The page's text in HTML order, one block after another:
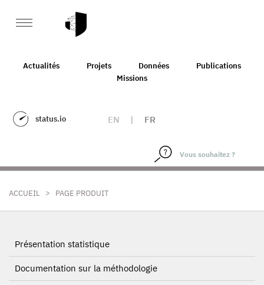
Actualités Projets Données
Publications
Missions
status.io EN | FR
ACCUEIL > PAGE PRODUIT
Présentation statistique
Documentation sur la méthodologie